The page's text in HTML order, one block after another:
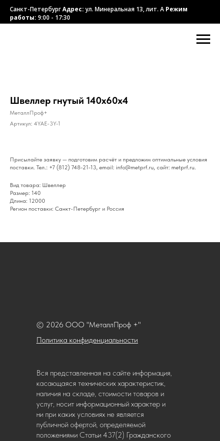
Санкт-ПетербургАдрес:ул. Минеральная 13, лит. А Режим
работы: 9:00 - 17:30
Швеллер гнутый 140x60x4
МеталлПроф+
Артикул: 4YAE-3Y-1
Присылайте заявку — подготовим расчёт и предложим оптимальные условия
поставки. Тел.: +7 (812) 748-21-13, email: info@metprf.ru, сайт: metprf.ru.
Вид товара: Швеллер
Размер: 140
Длина: 12000
Регион поставки: Санкт-Петербург и Россия
Политика конфиденциальности
© 2026 ООО "МеталлПроф +"
Вся представленная на сайте информация,
касающаяся технических характеристик,
наличия на складе, стоимости товаров и
услуг, носит информационный характер и
ни при каких условиях не является
публичной офертой, определяемой
положениями Статьи 437(2) Гражданского